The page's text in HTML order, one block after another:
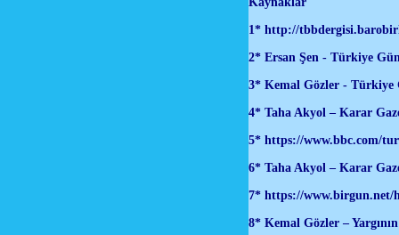
1* http://
2* Ersan Şen - Türkiye
3* Kemal Gözler - Türkiye
4* Taha Akyol – Karar
5* https://www.bbc.com/
6* Taha Akyol – Karar
7* https://www.birgun.net/
8* Kemal Gözler –